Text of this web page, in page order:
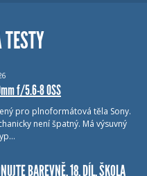
f/5.6-8 OSS
pro plnoformátová těla Sony.
není špatný. Má výsuvný
BAREVNĚ, 18. DÍL, ŠKOLA